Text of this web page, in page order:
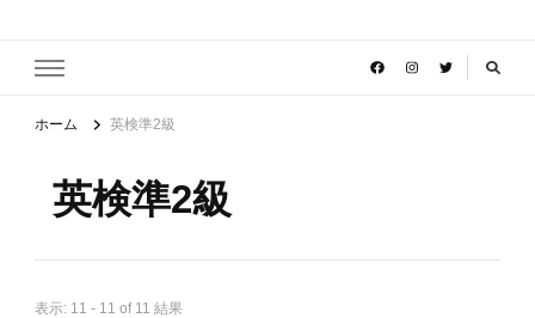
ホーム 英検準2級
英検準2級
表示: 11 - 11 of 11 結果